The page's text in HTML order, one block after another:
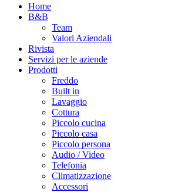
Home
B&B
Team
Valori Aziendali
Rivista
Servizi per le aziende
Prodotti
Freddo
Built in
Lavaggio
Cottura
Piccolo cucina
Piccolo casa
Piccolo persona
Audio / Video
Telefonia
Climatizzazione
Accessori